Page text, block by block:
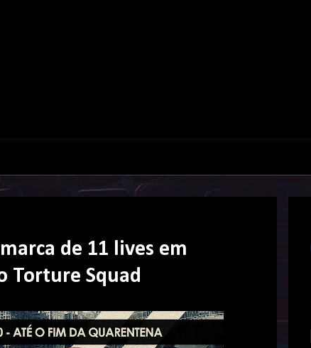
de 11 lives em
Torture Squad